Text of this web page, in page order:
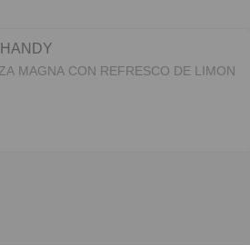
MAGNA CON REFRESCO DE LIMON